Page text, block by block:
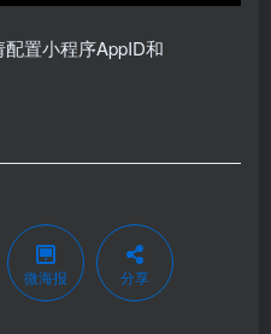
置小程序AppID和
微海报 分享